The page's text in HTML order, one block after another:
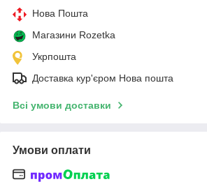
Нова Пошта
Магазини Rozetka
Укрпошта
Доставка кур'єром Нова пошта
Всі умови доставки
Умови оплати